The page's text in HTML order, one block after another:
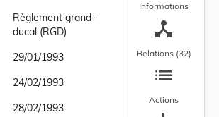
Règlement grand-
ducal (RGD)
29/01/1993
24/02/1993
28/02/1993
Informations
device_hub
Relations (32)
list
Actions